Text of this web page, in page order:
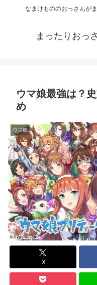
なまけもののおっさんが
まったりおっ
ウマ娘最強は？
め
ウマ娘
X